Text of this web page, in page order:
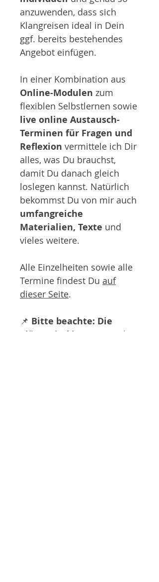
anzuwenden, dass sich
Klangreisen ideal in Dein
ggf. bereits bestehendes
Angebot einfügen.
In einer Kombination aus
Online-Modulen zum
flexiblen Selbstlernen sowie
live online Austausch-
Terminen für Fragen und
Reflexion vermittele ich Dir
alles, was Du brauchst,
damit Du danach gleich
loslegen kannst. Natürlich
bekommst Du von mir auch
umfangreiche
Materialien, Texte und
vieles weitere.
Alle Einzelheiten sowie alle
Termine findest Du auf
dieser Seite.
📌 Bitte beachte: Die
Plätze sind begrenzt!
Ob